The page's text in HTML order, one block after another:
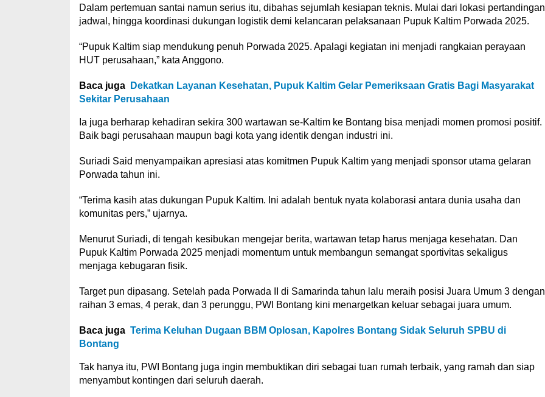
Dalam pertemuan santai namun serius itu, dibahas sejumlah kesiapan teknis. Mulai dari lokasi
jadwal, hingga koordinasi dukungan logistik demi kelancaran pelaksanaan Pupuk Kaltim Porwada 2025.
“Pupuk Kaltim siap mendukung penuh Porwada 2025. Apalagi kegiatan ini menjadi rangkaian perayaan
HUT perusahaan,” kata Anggono.
Baca juga
Dekatkan Layanan Kesehatan, Pupuk Kaltim Gelar Pemeriksaan Gratis Bagi Masyarakat
Sekitar Perusahaan
Ia juga berharap kehadiran sekira 300 wartawan se-Kaltim ke Bontang bisa menjadi momen promosi positif.
Baik bagi perusahaan maupun bagi kota yang identik dengan industri ini.
Suriadi Said menyampaikan apresiasi atas komitmen Pupuk Kaltim yang menjadi sponsor utama gelaran
Porwada tahun ini.
“Terima kasih atas dukungan Pupuk Kaltim. Ini adalah bentuk nyata kolaborasi antara dunia usaha dan
komunitas pers,” ujarnya.
Menurut Suriadi, di tengah kesibukan mengejar berita, wartawan tetap harus menjaga kesehatan. Dan
Pupuk Kaltim Porwada 2025 menjadi momentum untuk membangun semangat sportivitas sekaligus
menjaga kebugaran fisik.
Target pun dipasang. Setelah pada Porwada II di Samarinda tahun lalu meraih posisi Juara Umum 3 dengan
raihan 3 emas, 4 perak, dan 3 perunggu, PWI Bontang kini menargetkan keluar sebagai juara umum.
Baca juga Terima Keluhan Dugaan BBM Oplosan, Kapolres Bontang Sidak Seluruh SPBU di
Bontang
Tak hanya itu, PWI Bontang juga ingin membuktikan diri sebagai tuan rumah terbaik, yang ramah dan siap
menyambut kontingen dari seluruh daerah.